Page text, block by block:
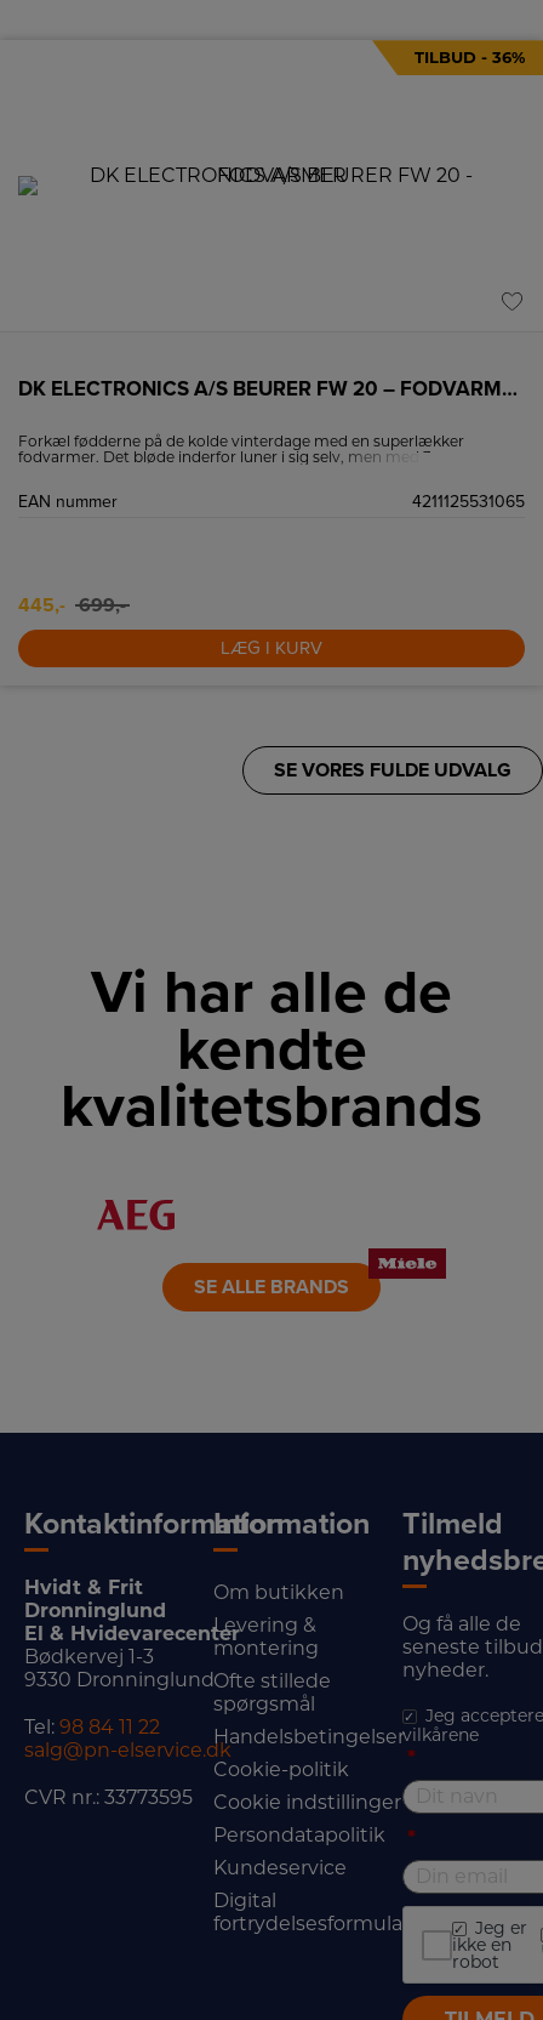
TILBUD - 36%
DK ELECTRONICS A/S BEURER FW 20 – FODVARMER
Forkæl fødderne på de kolde vinterdage med en superlækker
fodvarmer. Det bløde inderfor luner i sig selv, men med 3
EAN nummer 4211125531065
445,- 699,-
LÆG I KURV
SE VORES FULDE UDVALG
Vi har alle de
kendte
kvalitetsbrands
LINK
SE ALLE BRANDS
Kontaktinformation
Hvidt & Frit
Dronninglund
El & Hvidevarecenter
Bødkervej 1-3
9330 Dronninglund
Tel: 98 84 11 22
salg@pn-elservice.dk
CVR nr.: 33773595
Information
Om butikken
Levering &
montering
Ofte stillede
spørgsmål
Handelsbetingelser
Cookie-politik
Cookie indstillinger
Persondatapolitik
Kundeservice
Digital
fortrydelsesformular
Tilmeld
Og få alle de
seneste
nyheder.
Jeg
vilkårene
*
*
Jeg er
ikke en
robot